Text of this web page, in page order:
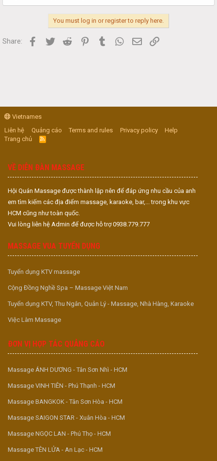
You must log in or register to reply here.
Share: Facebook
Twitter Reddit PinterestTumblr WhatsApp
Email
Vietnames
Liên hệ
Quảng cáo Terms and rules Privacy policy
Help
Trang chủ
R
S
VỀ DIỄN ĐÀN MASSAGE
Hội Quán Massage được thành lập nên để đáp ứng nhu cầu của anh
em tìm kiếm các địa điểm massage, karaoke, bar,... trong khu vực
HCM cũng như toàn quốc.
Vui lòng liên hệ Admin để được hỗ trợ 0938.779.777
MASSAGE VUA TUYỂN DỤNG
Tuyển dụng KTV massage
Cộng Đồng Nghề Spa – Massage Việt Nam
Tuyển dụng KTV, Thu Ngân, Quản Lý - Massage, Nhà Hàng, Karaoke
Việc Làm Massage
ĐƠN VỊ HỢP TÁC QUẢNG CÁO
Massage ÁNH DƯƠNG - Tân Sơn Nhì - HCM
Massage VINH TIÊN - Phú Thạnh - HCM
Massage BANGKOK - Tân Sơn Hòa - HCM
Massage SAIGON STAR - Xuân Hòa - HCM
Massage NGỌC LAN - Phú Thọ - HCM
Massage TÊN LỬA - An Lạc - HCM